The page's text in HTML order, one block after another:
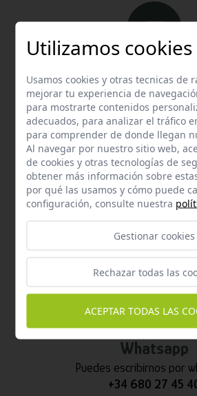
Email
Contacta con nosotros
Teléfono
Contacta con nosotros a través
Whatsapp
Puedes escribirnos por
+34 680 27 45
Utilizamos cookies
Usamos cookies y otras tecnicas de
mejorar tu experiencia de
para mostrarte contenidos
adecuados, para analizar el tráfico
para comprender de donde llegan
Al navegar por nuestro sitio web,
de cookies y otras tecnologías de
obtener más información sobre
por qué las usamos y cómo puede
configuración, consulte nuestra
Gestionar cookies
Rechazar todas las
ACEPTAR TODAS LAS